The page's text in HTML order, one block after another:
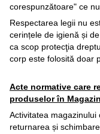
corespunzătoare" ce
Respectarea legii nu
cerințele de igienă și
ca scop protecţia
corp este folosită doar
Acte normative care
produselor în
Activitatea
returnarea și